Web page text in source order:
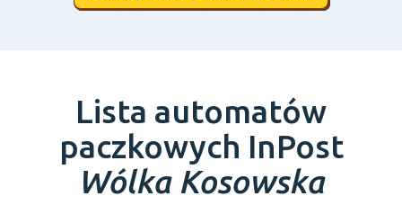
Lista automatów
paczkowych InPost
Wólka Kosowska